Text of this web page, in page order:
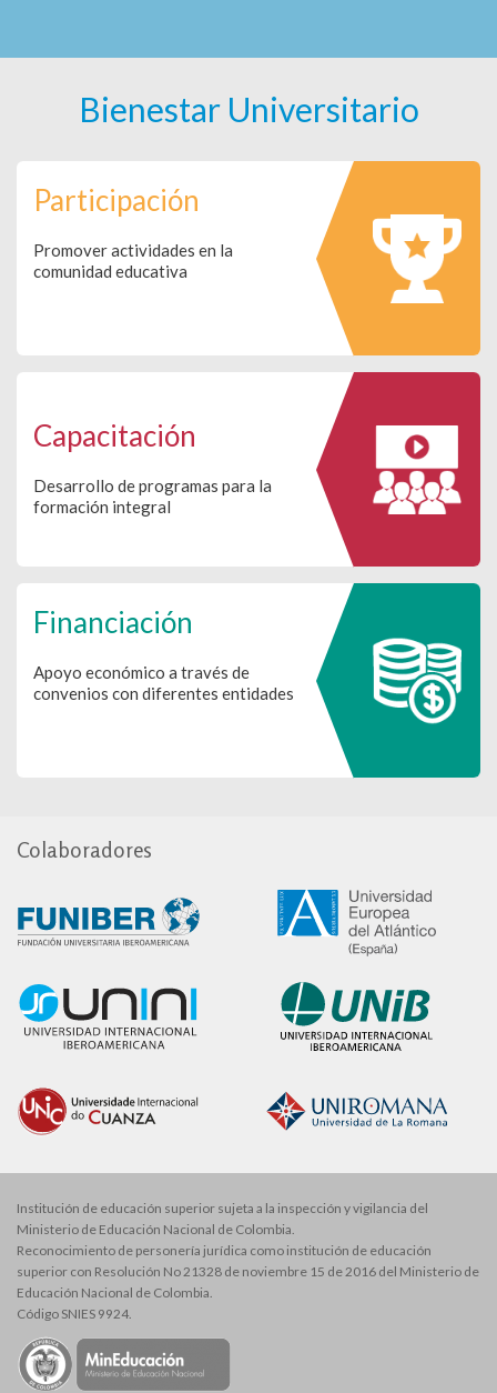
Bienestar Universitario
Participación
Promover actividades en la
comunidad educativa
Capacitación
Desarrollo de programas para la
formación integral
Financiación
Apoyo económico a través de
convenios con diferentes entidades
Colaboradores
Institución de educación superior sujeta a la inspección y vigilancia del
Ministerio de Educación Nacional de Colombia.
Reconocimiento de personería jurídica como institución de educación
superior con Resolución No 21328 de noviembre 15 de 2016 del Ministerio de
Educación Nacional de Colombia.
Código SNIES 9924.